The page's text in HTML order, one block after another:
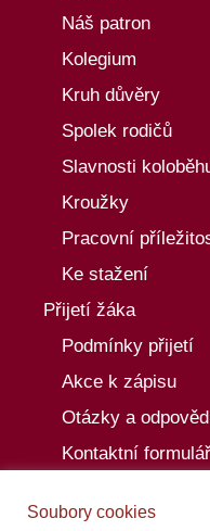
Náš patron
Kolegium
Kruh důvěry
Spolek rodičů
Slavnosti
Kroužky
Pracovní
Ke stažení
Přijetí žáka
Podmínky přijetí
Akce k zápisu
Otázky a
Kontaktní formulář
Akce
Soubory cookies